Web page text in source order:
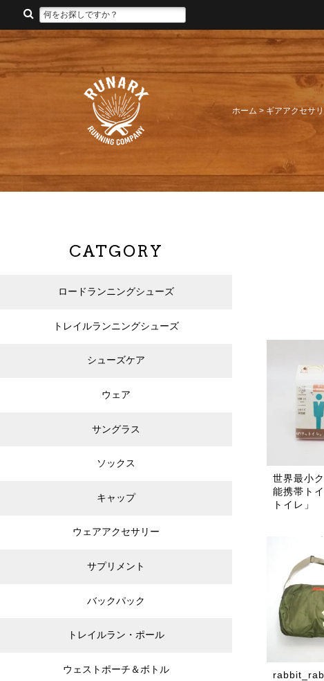
ホーム > ギアアクセサ
CATGORY
ロードランニングシューズ
トレイルランニングシューズ
シューズケア
ウェア
サングラス
ソックス
キャップ
ウェアアクセサリー
サプリメント
バックパック
トレイルラン・ポール
ウェストポーチ＆ボトル
世界最小
能携帯ト
トイレ」